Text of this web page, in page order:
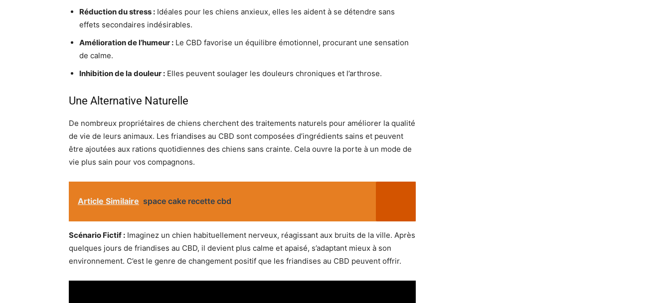
Réduction du stress : Idéales pour les chiens anxieux, elles les aident à se détendre sans
effets secondaires indésirables.
Amélioration de l’humeur : Le CBD favorise un équilibre émotionnel, procurant une sensation
de calme.
Inhibition de la douleur : Elles peuvent soulager les douleurs chroniques et l’arthrose.
Une Alternative Naturelle
De nombreux propriétaires de chiens cherchent des traitements naturels pour améliorer la qualité
de vie de leurs animaux. Les friandises au CBD sont composées d’ingrédients sains et peuvent
être ajoutées aux rations quotidiennes des chiens sans crainte. Cela ouvre la porte à un mode de
vie plus sain pour vos compagnons.
Article Similaire space cake recette cbd
Scénario Fictif : Imaginez un chien habituellement nerveux, réagissant aux bruits de la ville. Après
quelques jours de friandises au CBD, il devient plus calme et apaisé, s’adaptant mieux à son
environnement. C’est le genre de changement positif que les friandises au CBD peuvent offrir.